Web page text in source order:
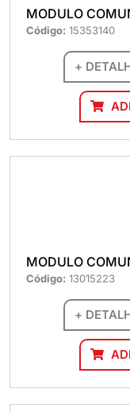
MODULO
Código: 15353140
+
MODULO
Código: 13015223
+